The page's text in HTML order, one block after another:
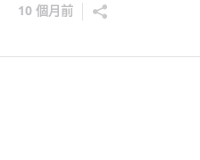
10 個月前